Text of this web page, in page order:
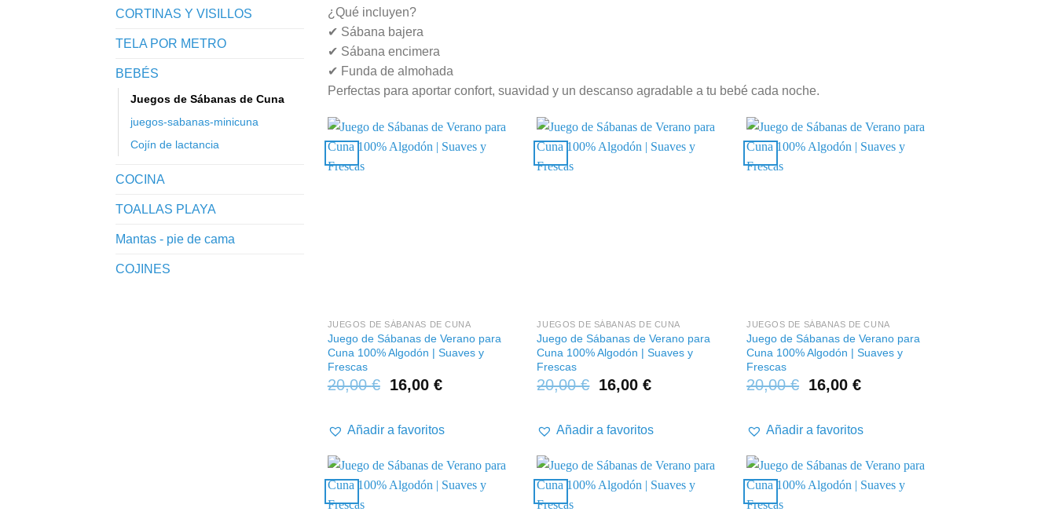
CORTINAS Y VISILLOS
TELA POR METRO
BEBÉS
Juegos de Sábanas de Cuna
juegos-sabanas-minicuna
Cojín de lactancia
COCINA
TOALLAS PLAYA
Mantas - pie de cama
COJINES
¿Qué incluyen?
✔ Sábana bajera
✔ Sábana encimera
✔ Funda de almohada
Perfectas para aportar confort, suavidad y un descanso agradable a tu bebé cada noche.
JUEGOS DE SÁBANAS DE CUNA
Juego de Sábanas de Verano para
Cuna 100% Algodón | Suaves y
Frescas
20,00€ 16,00 €
Añadir a favoritos
JUEGOS DE SÁBANAS DE CUNA
Juego de Sábanas de Verano para
Cuna 100% Algodón | Suaves y
Frescas
20,00€ 16,00€
Añadir a favoritos
JUEGOS DE SÁBANAS DE CUNA
Juego de Sábanas de Verano para
Cuna 100% Algodón | Suaves y
Frescas
20,00€ 16,00€
Añadir a favoritos